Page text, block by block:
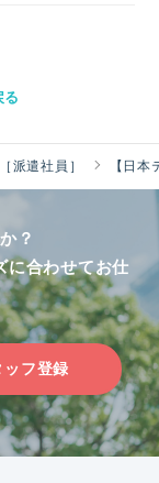
る
派遣社員］ 【日
？
に合わせてお仕
ッフ登録